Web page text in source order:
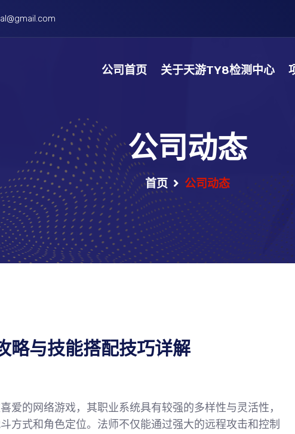
公司首页 关于天游TY8检测中心
公司动态
首页 公司动态
略与技能搭配技巧详解
爱的网络游戏，其职业系统具有较强的多样性与灵活性，
方式和角色定位。法师不仅能通过强大的远程攻击和控制